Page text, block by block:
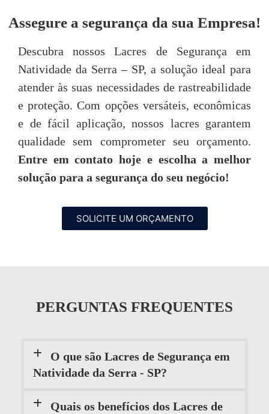
DEPOIMENTOS
simplesmente excepcional, desde o primeiro
contato até o pós-venda, neste quesito são
imbatíveis! Todos são muito prestativos e
Tarsis Tavares
Assegure a segurança da sua Empresa!
Descubra nossos Lacres de Segurança em
Natividade da Serra – SP, a solução ideal para
atender às suas necessidades de rastreabilidade
e proteção. Com opções versáteis, econômicas
e de fácil aplicação, nossos lacres garantem
qualidade sem comprometer seu orçamento.
Entre em contato hoje e escolha a melhor
solução para a segurança do seu negócio!
SOLICITE UM ORÇAMENTO
PERGUNTAS FREQUENTES
O que são Lacres de Segurança em
Natividade da Serra - SP?
Quais os benefícios dos Lacres de